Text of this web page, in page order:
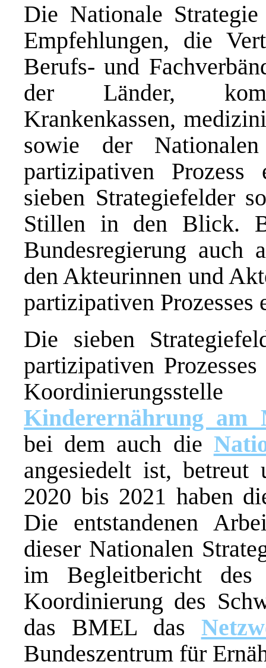
Die Nationale
Empfehlungen, die
Berufs- und
der Länder,
Krankenkassen,
sowie der
partizipativen
sieben Strategiefelder
Stillen in den Blick.
Bundesregierung
den Akteurinnen und
partizipativen Prozesses
Die sieben
partizipativen
Kinderernährung am
bei dem auch die
angesiedelt ist, betreut
2020 bis 2021 haben
Die entstandenen
dieser Nationalen
im Begleitbericht
Koordinierung des
das BMEL das
Bundeszentrum für